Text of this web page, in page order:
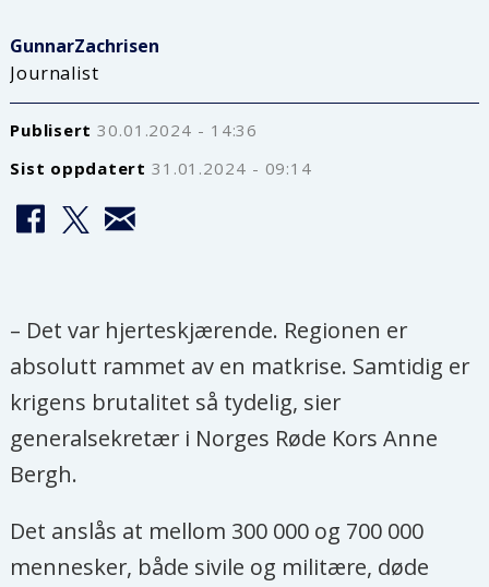
GunnarZachrisen
Journalist
Publisert
30.01.2024 - 14:36
Sist oppdatert
31.01.2024 - 09:14
– Det var hjerteskjærende. Regionen er
absolutt rammet av en matkrise. Samtidig er
krigens brutalitet så tydelig, sier
generalsekretær i Norges Røde Kors Anne
Bergh.
Det anslås at mellom 300 000 og 700 000
mennesker, både sivile og militære, døde